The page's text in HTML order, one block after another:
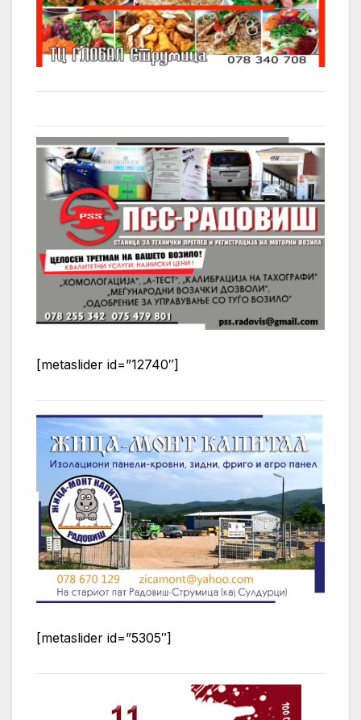
[metaslider id=”12740″]
[metaslider id=”5305″]